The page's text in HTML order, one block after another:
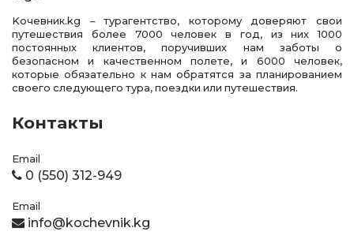
Kочевник.kg – турагентство, которому доверяют свои
путешествия более 7000 человек в год, из них 1000
постоянных клиентов, поручивших нам заботы о
безопасном и качественном полете, и 6000 человек,
которые обязательно к нам обратятся за планированием
своего следующего тура, поездки или путешествия.
Контакты
Email
0 (550) 312-949
Email
info@kochevnik.kg